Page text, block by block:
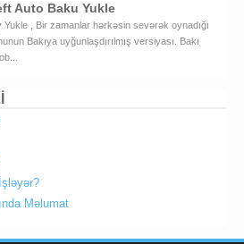
Auto Baku Yukle
Yukle , Bir zamanlar hərkəsin sevərək oynadığı
Bakıya uyğunlaşdırılmış versiyası. Bakı
Məlumat